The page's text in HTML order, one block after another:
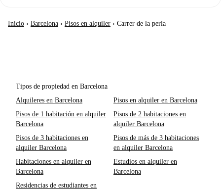
Inicio › Barcelona › Pisos en alquiler › Carrer de la perla
Tipos de propiedad en Barcelona
Alquileres en Barcelona
Pisos en alquiler en Barcelona
Pisos de 1 habitación en alquiler
Barcelona
Pisos de 2 habitaciones en
alquiler Barcelona
Pisos de 3 habitaciones en
alquiler Barcelona
Pisos de más de 3 habitaciones
en alquiler Barcelona
Habitaciones en alquiler en
Barcelona
Estudios en alquiler en
Barcelona
Residencias de estudiantes en